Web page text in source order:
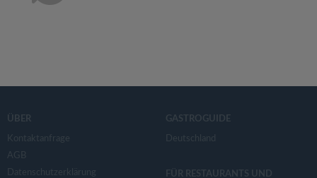
ÜBER
Kontaktanfrage
AGB
Datenschutzerklärung
GASTROGUIDE
Deutschland
FÜR RESTAURANTS UND